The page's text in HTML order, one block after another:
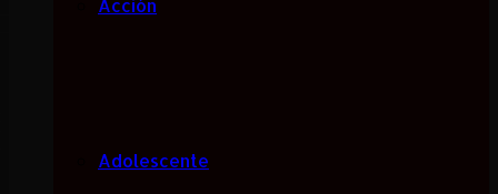
Acción
Adolescente